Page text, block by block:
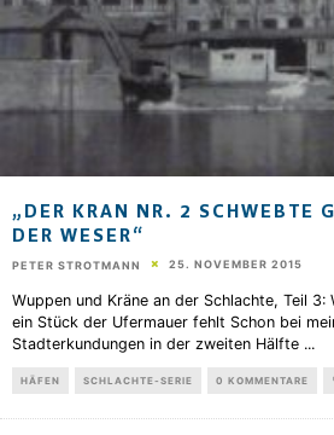
„DER KRAN NR. 2 SCHWEBTE
DER WESER“
PETER STROTMANN 25. NOVEMBER 2015
Wuppen und Kräne an der Schlachte, Teil 3:
ein Stück der Ufermauer fehlt Schon bei
Stadterkundungen in der zweiten Hälfte ...
HÄFEN SCHLACHTE-SERIE 0 KOMMENTARE